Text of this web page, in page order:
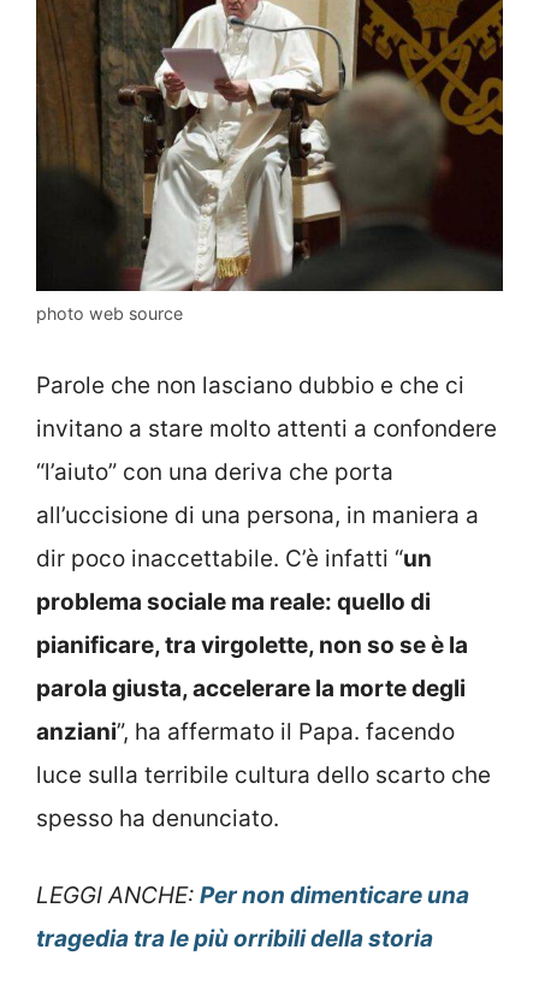
photo web source
Parole che non lasciano dubbio e che ci
invitano a stare molto attenti a confondere
“l’aiuto” con una deriva che porta
all’uccisione di una persona, in maniera a
dir poco inaccettabile. C’è infatti “un
problema sociale ma reale: quello di
pianificare, tra virgolette, non so se è la
parola giusta, accelerare la morte degli
anziani”, ha affermato il Papa. facendo
luce sulla terribile cultura dello scarto che
spesso ha denunciato.
LEGGI ANCHE: Per non dimenticare una
tragedia tra le più orribili della storia